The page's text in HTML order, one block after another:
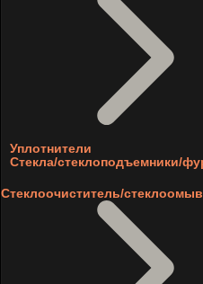
Уплотнители
Стекла/стеклоподъемники/
Стеклоочиститель/